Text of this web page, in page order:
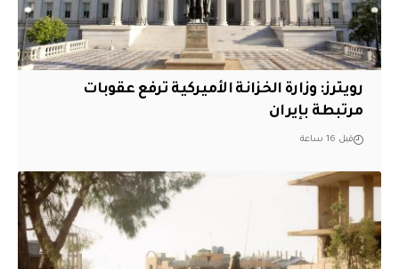
‏رويترز: وزارة الخزانة الأميركية ترفع عقوبات
مرتبطة بإيران
قبل 16 ساعة